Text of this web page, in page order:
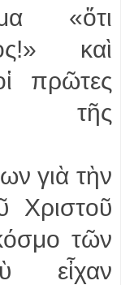
«ὅτι
καὶ
πρῶτες
τῆς
γιὰ τὴν
Χριστοῦ
τῶν
εἶχαν